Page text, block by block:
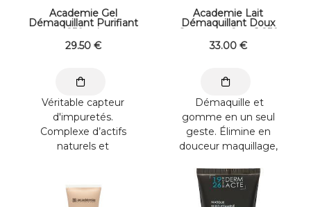
Academie Gel
Démaquillant Purifiant
250 ml
29.50 €
Véritable capteur
d'impuretés.
Complexe d’actifs
naturels et
Déposer ...
Academie Lait
Démaquillant Doux
Gommant 2 en 1 250
ml
33.00 €
Démaquille et
gomme en un seul
geste. Élimine en
douceur maquillage,
mortes. Appliquer sur
le ...